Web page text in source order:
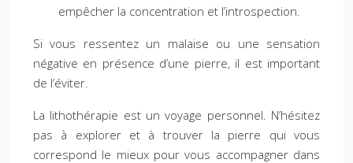
empêcher la concentration et l’introspection.
Si vous ressentez un malaise ou une sensation
négative en présence d’une pierre, il est important
de l’éviter.
La lithothérapie est un voyage personnel. N’hésitez
pas à explorer et à trouver la pierre qui vous
correspond le mieux pour vous accompagner dans